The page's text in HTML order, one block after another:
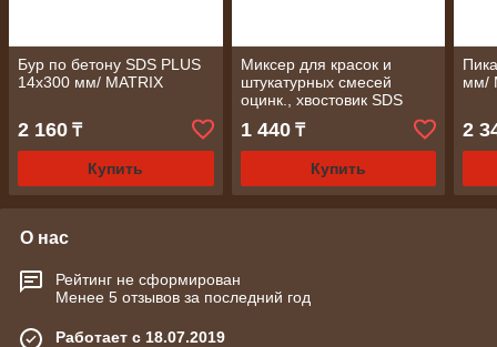
Бур по бетону SDS PLUS
14х300 мм/ MATRIX
2 160 ₸
Купить
Миксер для красок и
штукатурных смесей
оцинк., хвостовик SDS
PLUS, 60х400 мм/ MATRIX
1 440₸
Купить
мм/
2
О нас
Рейтинг не сформирован
Менее 5 отзывов за последний год
Работает с 18.07.2019